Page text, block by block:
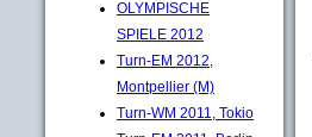
OLYMPISCHE
SPIELE 2012
Turn-EM 2012,
Montpellier (M)
Turn-WM 2011, Tokio